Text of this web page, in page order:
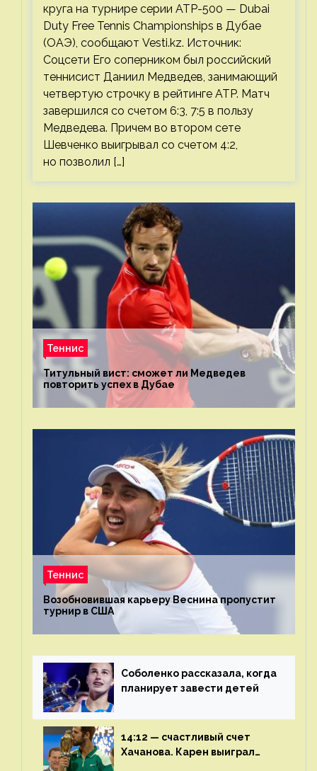
круга на турнире серии ATP-500 — Dubai
Duty Free Tennis Championships в Дубае
(ОАЭ), сообщают Vesti.kz. Источник:
Соцсети Его соперником был российский
теннисист Даниил Медведев, занимающий
четвертую строчку в рейтинге ATP. Матч
завершился со счетом 6:3, 7:5 в пользу
Медведева. Причем во втором сете
Шевченко выигрывал со счетом 4:2,
но позволил […]
Теннис
Титульный вист: сможет ли Медведев
повторить успех в Дубае
Теннис
Возобновившая карьеру Веснина пропустит
турнир в США
Соболенко рассказала, когда
планирует завести детей
14:12 — счастливый счет
Хачанова. Карен выиграл